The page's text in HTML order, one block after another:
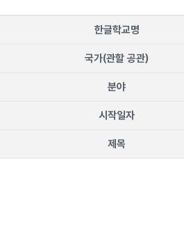
한글학교명
국가(관할 공관)
분야
시작일자
제목